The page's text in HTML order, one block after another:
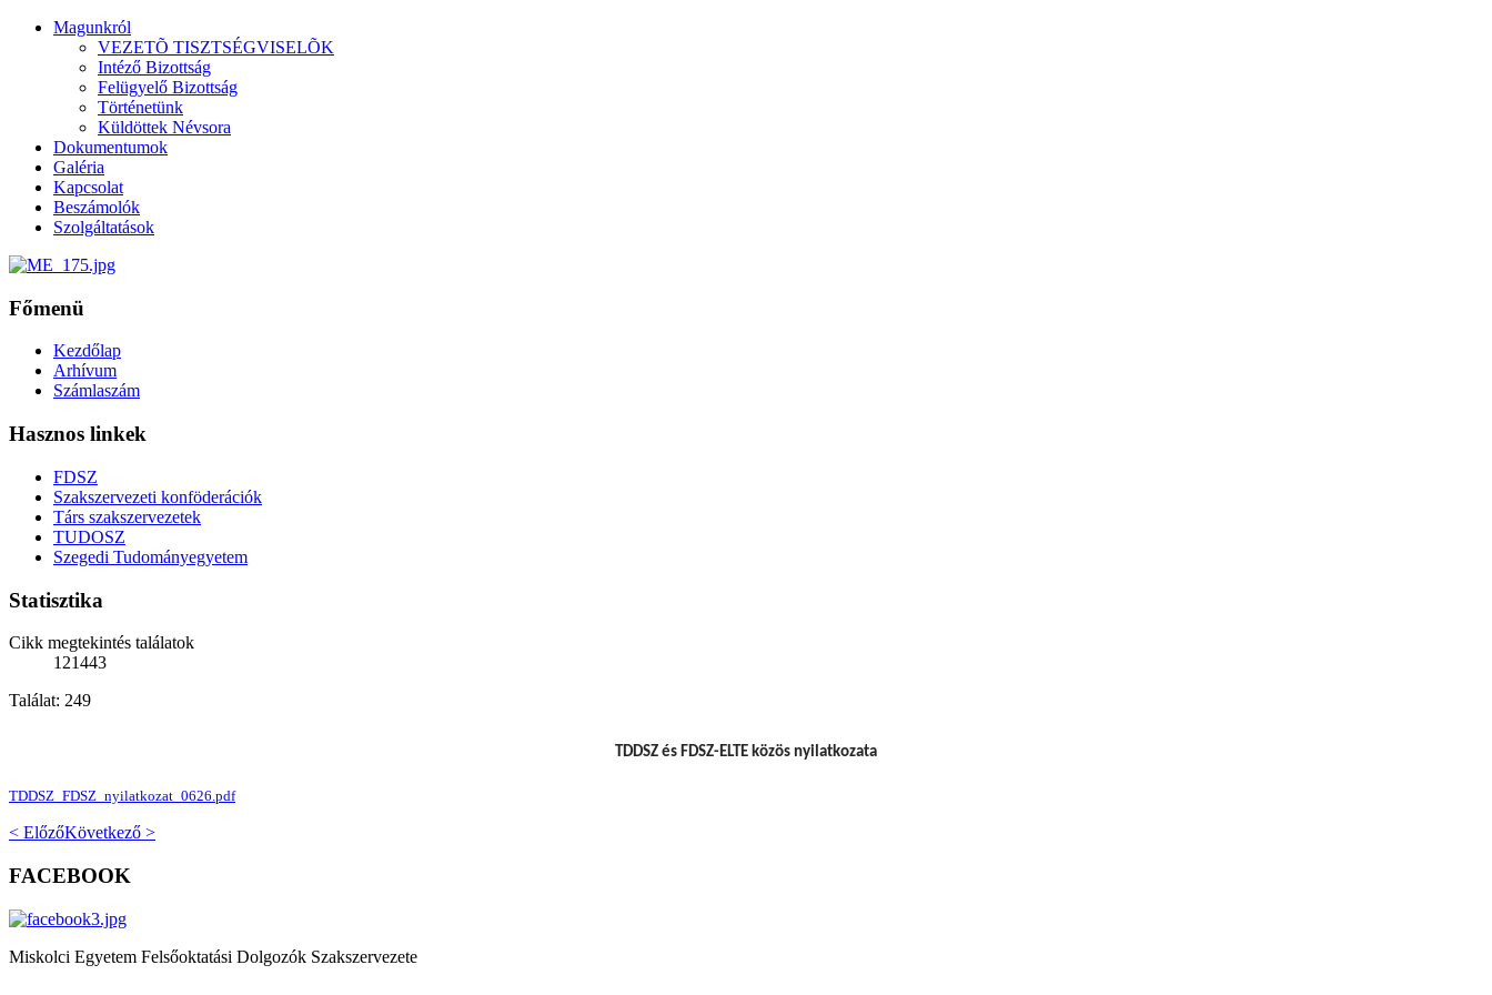
Magunkról
VEZETÕ TISZTSÉGVISELÕK
Intéző Bizottság
Felügyelő Bizottság
Történetünk
Küldöttek Névsora
Dokumentumok
Galéria
Kapcsolat
Beszámolók
Szolgáltatások
Főmenü
Kezdőlap
Arhívum
Számlaszám
Hasznos linkek
FDSZ
Szakszervezeti konföderációk
Társ szakszervezetek
TUDOSZ
Szegedi Tudományegyetem
Statisztika
Cikk megtekintés találatok
121443
Találat: 249
TDDSZ és FDSZ-ELTE közös nyilatkozata
TDDSZ_FDSZ_nyilatkozat_0626.pdf
< ElőzőKövetkező >
FACEBOOK
Miskolci Egyetem Felsőoktatási Dolgozók Szakszervezete